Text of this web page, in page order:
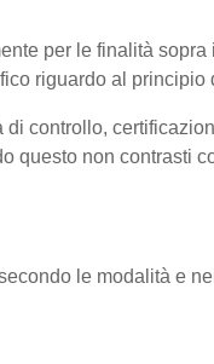
per le finalità
riguardo al
controllo,
questo non contrasti
le modalità e